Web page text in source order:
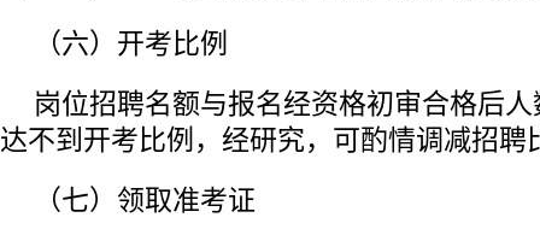
（六）开考比例
岗位招聘名额与报名经资格初审合格后
达不到开考比例，经研究，可酌情调减招聘
（七）领取准考证